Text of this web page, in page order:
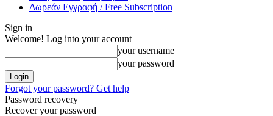
Δωρεάν Εγγραφή / Free Subscription
Sign in
Welcome! Log into your account
your username
your password
Forgot your password? Get help
Password recovery
Recover your password